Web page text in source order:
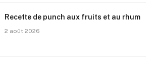
Recette de punch aux fruits et au rhum
2 août 2026